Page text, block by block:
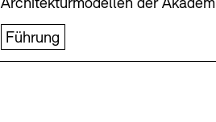
Architekturmodellen der
Führung